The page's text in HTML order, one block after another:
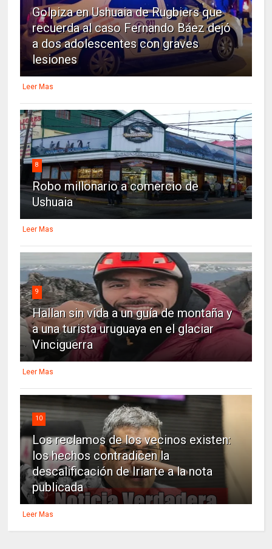
Golpiza en Ushuaia de Rugbiers que
recuerda al caso Fernando Báez dejó
a dos adolescentes con graves
lesiones
Leer Mas
8
Robo millonario a comercio de
Ushuaia
Leer Mas
9
Hallan sin vida a un guía de montaña y
a una turista uruguaya en el glaciar
Vinciguerra
Leer Mas
10
Los reclamos de los vecinos existen:
los hechos contradicen la
descalificación de Iriarte a la nota
publicada
Leer Mas